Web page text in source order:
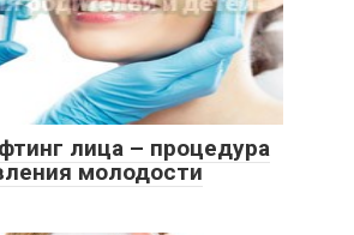
лица – процедура
молодости